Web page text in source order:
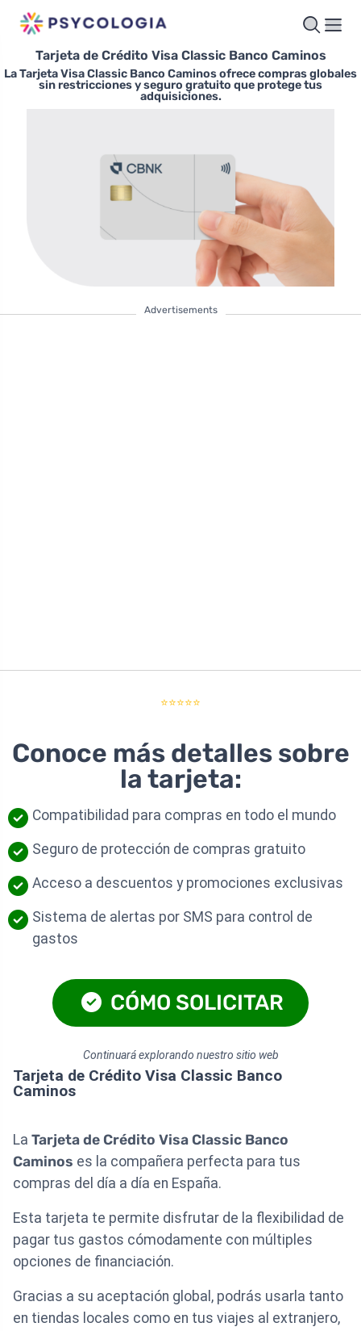
Tarjeta de Crédito Visa Classic Banco Caminos
La Tarjeta Visa Classic Banco Caminos ofrece compras globales
sin restricciones y seguro gratuito que protege tus
adquisiciones.
Advertisements
⭐⭐⭐⭐⭐
Conoce más detalles sobre
la tarjeta:
Compatibilidad para compras en todo el mundo
Seguro de protección de compras gratuito
Acceso a descuentos y promociones exclusivas
Sistema de alertas por SMS para control de
gastos
CÓMO SOLICITAR
Continuará explorando nuestro sitio web
Tarjeta de Crédito Visa Classic Banco
Caminos
La Tarjeta de Crédito Visa Classic Banco
Caminos es la compañera perfecta para tus
compras del día a día en España.
Esta tarjeta te permite disfrutar de la flexibilidad de
pagar tus gastos cómodamente con múltiples
opciones de financiación.
Gracias a su aceptación global, podrás usarla tanto
en tiendas locales como en tus viajes al extranjero,